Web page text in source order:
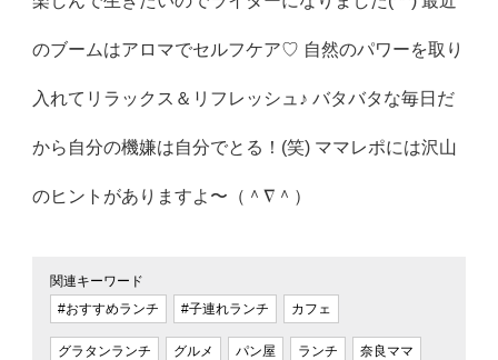
のブームはアロマでセルフケア♡ 自然のパワーを取り
入れてリラックス＆リフレッシュ♪ バタバタな毎日だ
から自分の機嫌は自分でとる！(笑) ママレポには沢山
のヒントがありますよ〜（＾∇＾）
関連キーワード
#おすすめランチ
#子連れランチ カフェ
グラタンランチ グルメ パン屋 ランチ 奈良ママ